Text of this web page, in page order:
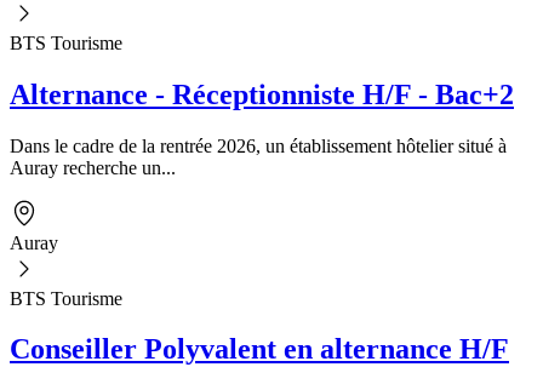
BTS Tourisme
Alternance - Réceptionniste H/F - Bac+2
Dans le cadre de la rentrée 2026, un établissement hôtelier situé à
Auray recherche un...
Auray
BTS Tourisme
Conseiller Polyvalent en alternance H/F